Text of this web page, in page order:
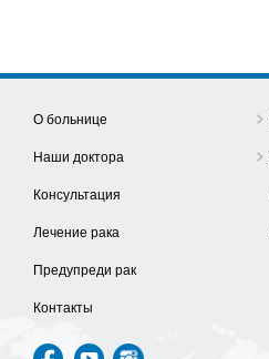
О больнице
Наши доктора
Консультация
Лечение рака
Предупреди рак
Контакты